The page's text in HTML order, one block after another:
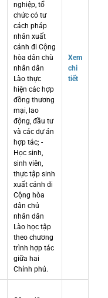
nghiệp, tổ
chức có tư
cách pháp
nhân xuất
cảnh đi Cộng
hòa dân chù
nhân dân
Lào thực
hiện các hợp
đồng thương
mại, lao
động, đầu tư
và các dự án
hợp tác; -
Học sinh,
sinh viên,
thực tập sinh
xuất cảnh đi
Cộng hòa
dân chủ
nhân dân
Lào học tập
theo chương
trình hợp tác
giữa hai
Chính phủ.
Xem
chi
tiết